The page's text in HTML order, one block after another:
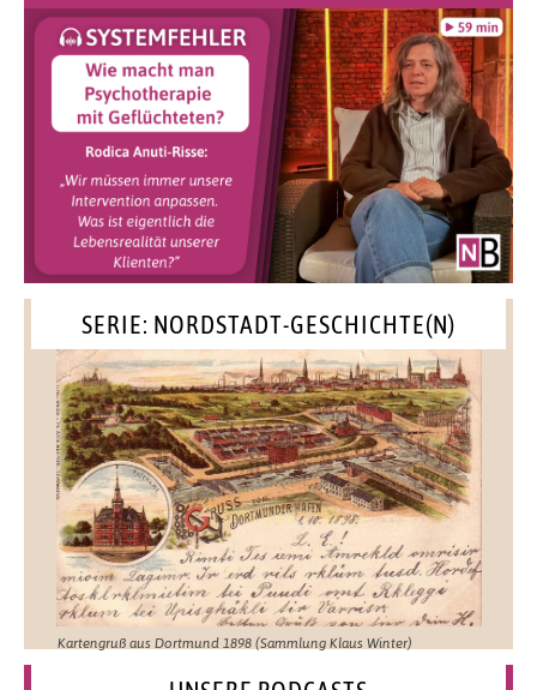
SERIE: NORDSTADT-GESCHICHTE(N)
Kartengruß aus Dortmund 1898 (Sammlung Klaus Winter)